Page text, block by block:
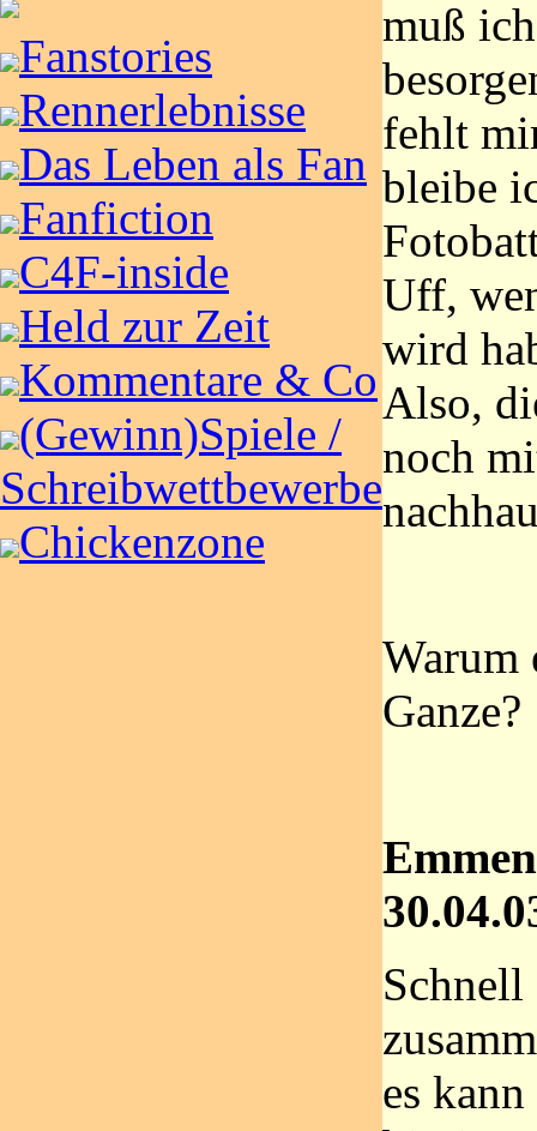
Fanstories
Rennerlebnisse
Das Leben als Fan
Fanfiction
C4F-inside
Held zur Zeit
Kommentare & Co
(Gewinn)Spiele /
Schreibwettbewerbe
Chickenzone
muß
fehlt
bleibe
Uff,
wird
Also,
noch
Warum
Ganze?
Schnell
es